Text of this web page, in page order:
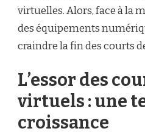
virtuelles. Alors, face à la
des équipements
craindre la fin des courts
L’essor des
virtuels : une
croissance